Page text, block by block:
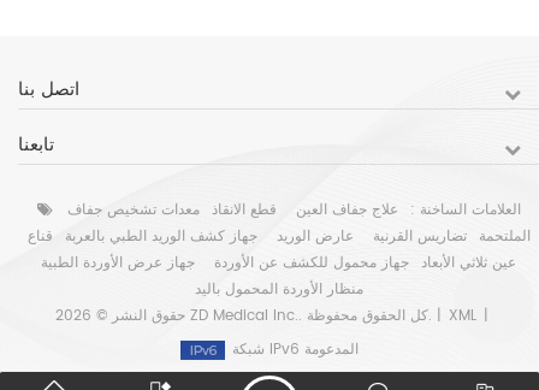
اتصل بنا
تابعنا
العلامات الساخنة : علاج جفاف العين قطع الانقاذ معدات تشخيص جفاف
الملتحمة
تضاريس القرنية عارض الوريد جهاز كشف الوريد الطبي بالعربة
قناع
عين ثلاثي الأبعاد جهاز محمول للكشف عن الأوردة
جهاز عرض الأوردة الطبية
منظار الأوردة المحمول باليد
حقوق النشر © 2026 ZD Medical Inc.. كل الحقوق محفوظة. | XML |
شبكة IPv6 المدعومة